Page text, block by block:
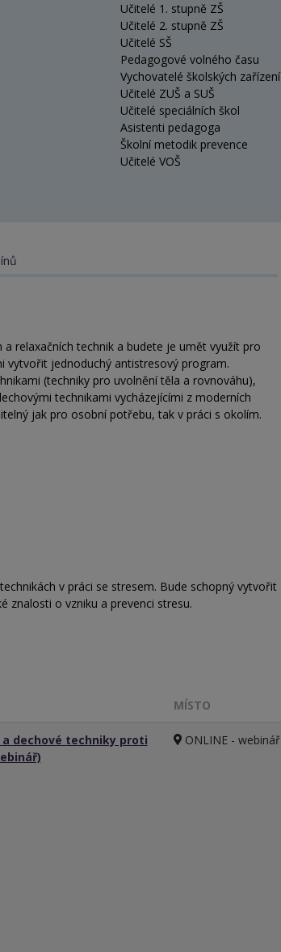
Učitelé 1. stupně ZŠ
Učitelé 2. stupně ZŠ
Učitelé SŠ
Pedagogové volného času
Vychovatelé školských zařízení
Učitelé ZUŠ a SUŠ
Učitelé speciálních škol
Asistenti pedagoga
Školní metodik prevence
Učitelé VOŠ
relaxačních technik a budete je umět využít pro
vytvořit jednoduchý antistresový program.
(techniky pro uvolnění těla a rovnováhu),
technikami vycházejícími z moderních
jak pro osobní potřebu, tak v práci s okolím.
v práci se stresem. Bude schopný vytvořit
znalosti o vzniku a prevenci stresu.
MÍSTO
a dechové techniky proti
ONLINE - webinář